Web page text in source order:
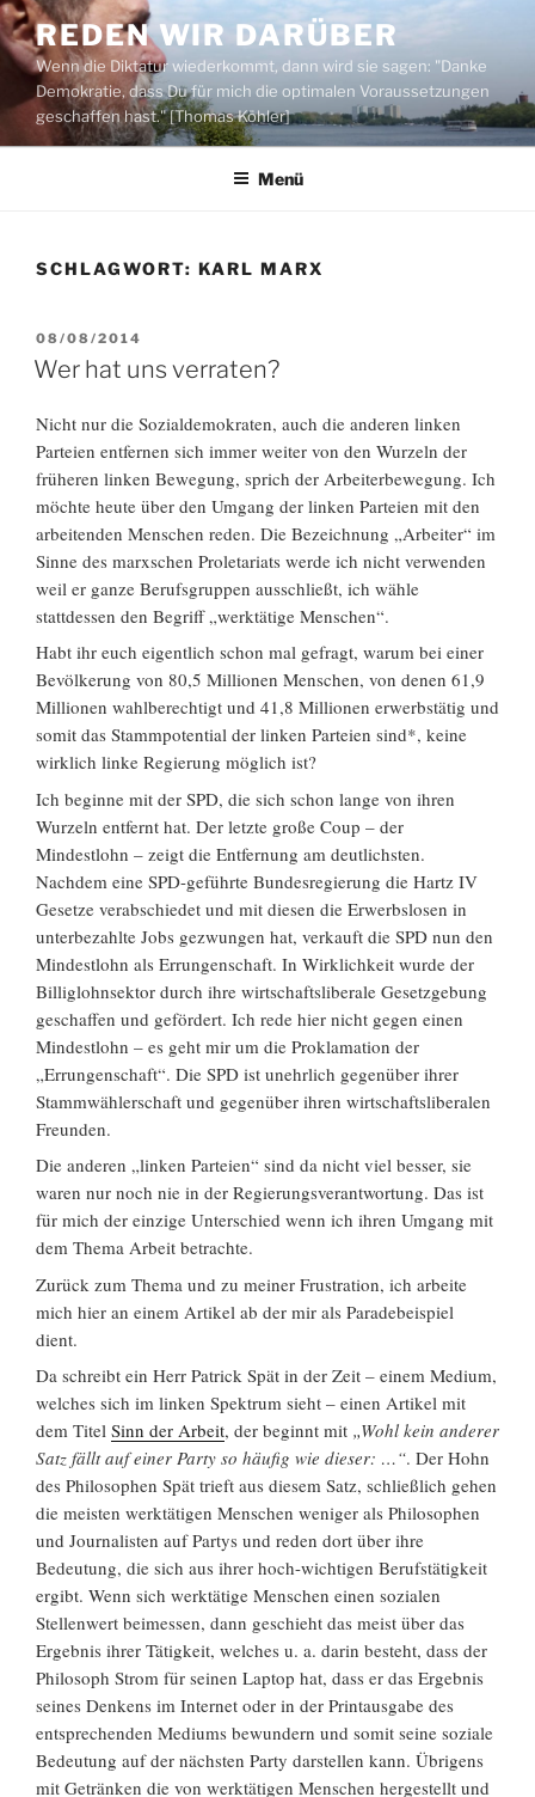
Zum
Inhalt
springen
REDEN WIR DARÜBER
Wenn die Diktatur wiederkommt, dann wird sie sagen: "Danke
Demokratie, dass Du für mich die optimalen Voraussetzungen
geschaffen hast." [Thomas Köhler]
Menü
SCHLAGWORT: KARL MARX
VERÖFFENTLICHT
AM
08/08/2014
Wer hat uns verraten?
Nicht nur die Sozialdemokraten, auch die anderen linken
Parteien entfernen sich immer weiter von den Wurzeln der
früheren linken Bewegung, sprich der Arbeiterbewegung. Ich
möchte heute über den Umgang der linken Parteien mit den
arbeitenden Menschen reden. Die Bezeichnung „Arbeiter“ im
Sinne des marxschen Proletariats werde ich nicht verwenden
weil er ganze Berufsgruppen ausschließt, ich wähle
stattdessen den Begriff „werktätige Menschen“.
Habt ihr euch eigentlich schon mal gefragt, warum bei einer
Bevölkerung von 80,5 Millionen Menschen, von denen 61,9
Millionen wahlberechtigt und 41,8 Millionen erwerbstätig und
somit das Stammpotential der linken Parteien sind*, keine
wirklich linke Regierung möglich ist?
Ich beginne mit der SPD, die sich schon lange von ihren
Wurzeln entfernt hat. Der letzte große Coup – der
Mindestlohn – zeigt die Entfernung am deutlichsten.
Nachdem eine SPD-geführte Bundesregierung die Hartz IV
Gesetze verabschiedet und mit diesen die Erwerbslosen in
unterbezahlte Jobs gezwungen hat, verkauft die SPD nun den
Mindestlohn als Errungenschaft. In Wirklichkeit wurde der
Billiglohnsektor durch ihre wirtschaftsliberale Gesetzgebung
geschaffen und gefördert. Ich rede hier nicht gegen einen
Mindestlohn – es geht mir um die Proklamation der
„Errungenschaft“. Die SPD ist unehrlich gegenüber ihrer
Stammwählerschaft und gegenüber ihren wirtschaftsliberalen
Freunden.
Die anderen „linken Parteien“ sind da nicht viel besser, sie
waren nur noch nie in der Regierungsverantwortung. Das ist
für mich der einzige Unterschied wenn ich ihren Umgang mit
dem Thema Arbeit betrachte.
Zurück zum Thema und zu meiner Frustration, ich arbeite
mich hier an einem Artikel ab der mir als Paradebeispiel
dient.
Da schreibt ein Herr Patrick Spät in der Zeit – einem Medium,
welches sich im linken Spektrum sieht – einen Artikel mit
dem Titel Sinn der Arbeit, der beginnt mit „Wohl kein anderer
Satz fällt auf einer Party so häufig wie dieser: …“. Der Hohn
des Philosophen Spät trieft aus diesem Satz, schließlich gehen
die meisten werktätigen Menschen weniger als Philosophen
und Journalisten auf Partys und reden dort über ihre
Bedeutung, die sich aus ihrer hoch-wichtigen Berufstätigkeit
ergibt. Wenn sich werktätige Menschen einen sozialen
Stellenwert beimessen, dann geschieht das meist über das
Ergebnis ihrer Tätigkeit, welches u. a. darin besteht, dass der
Philosoph Strom für seinen Laptop hat, dass er das Ergebnis
seines Denkens im Internet oder in der Printausgabe des
entsprechenden Mediums bewundern und somit seine soziale
Bedeutung auf der nächsten Party darstellen kann. Übrigens
mit Getränken die von werktätigen Menschen hergestellt und